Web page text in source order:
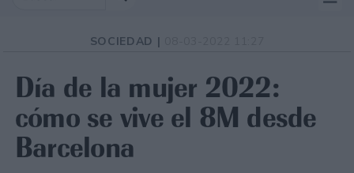
SOCIEDAD |
Día de la mujer 2022:
cómo se vive el 8M desde
Barcelona